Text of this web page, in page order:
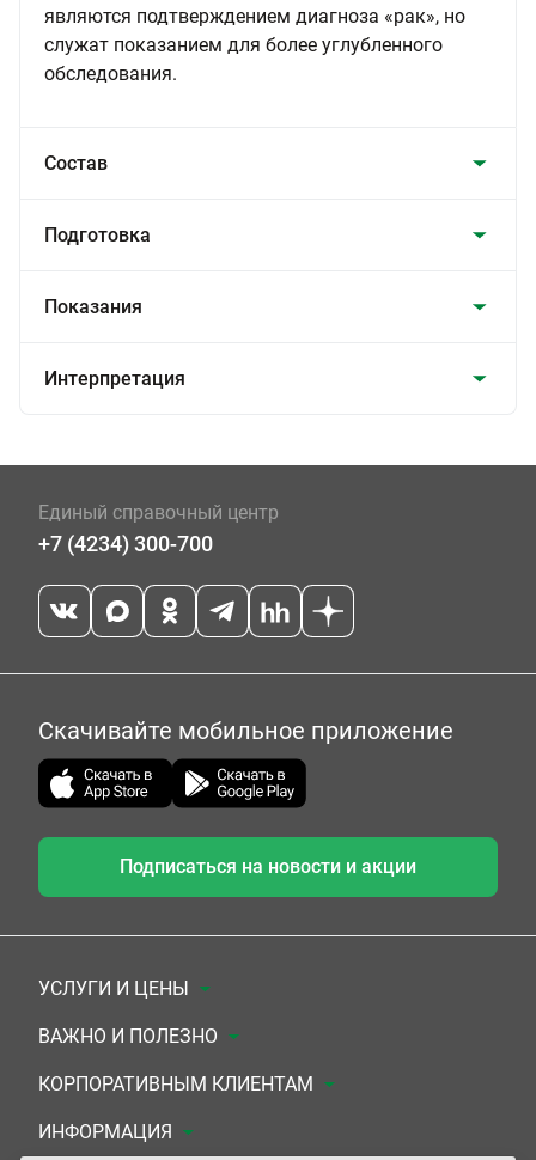
являются подтверждением диагноза «рак», но
служат показанием для более углубленного
обследования.
Состав
Подготовка
Показания
Интерпретация
Единый справочный центр
+7 (4234) 300-700
Скачивайте мобильное приложение
Подписаться на новости и акции
УСЛУГИ И ЦЕНЫ
Анализы
Комплексы
УЗИ
ВАЖНО И ПОЛЕЗНО
Документы для заключения договора
Система скидок
КОРПОРАТИВНЫМ КЛИЕНТАМ
Медицинским организациям
ИНФОРМАЦИЯ